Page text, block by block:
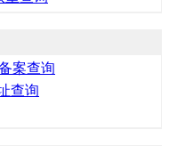
案查询
查询